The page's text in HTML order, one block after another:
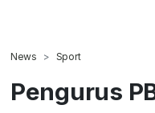
News Sport
Pengurus